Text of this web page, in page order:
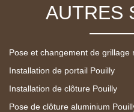
AUTRES
Pose et changement de grillage
Installation de portail Pouilly
Installation de clôture Pouilly
Pose de clôture aluminium